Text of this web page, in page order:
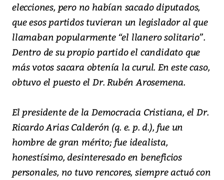
elecciones, pero no habían sacado diputados,
que esos partidos tuvieran un legislador al que
llamaban popularmente “el llanero solitario”.
Dentro de su propio partido el candidato que
más votos sacara obtenía la curul. En este caso,
obtuvo el puesto el Dr. Rubén Arosemena.
El presidente de la Democracia Cristiana, el Dr.
Ricardo Arias Calderón (q. e. p. d.), fue un
hombre de gran mérito; fue idealista,
honestísimo, desinteresado en beneficios
personales, no tuvo rencores, siempre actuó con